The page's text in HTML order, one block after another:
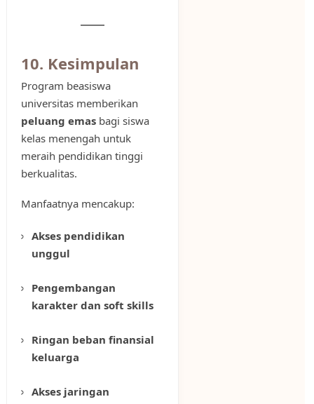
10. Kesimpulan
Program beasiswa
universitas memberikan
peluang emasbagi siswa
kelas menengah untuk
meraih pendidikan tinggi
berkualitas.
Manfaatnya mencakup:
Akses pendidikan
unggul
Pengembangan
karakter dan soft skills
Ringan beban finansial
keluarga
Akses jaringan